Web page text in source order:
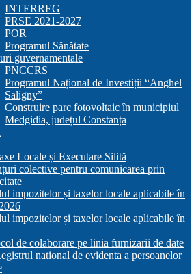
INTERREG
PRSE 2021-2027
POR
Programul Sănătate
guvernamentale
PNCCRS
Programul Național de Investiții “Anghel
Saligny”
Construire parc fotovoltaic în municipiul
Medgidia, județul Constanța
Locale și Executare Silită
colective pentru comunicarea prin
impozitelor și taxelor locale aplicabile în
impozitelor și taxelor locale aplicabile în
de colaborare pe linia furnizarii de date
national de evidenta a persoanelor